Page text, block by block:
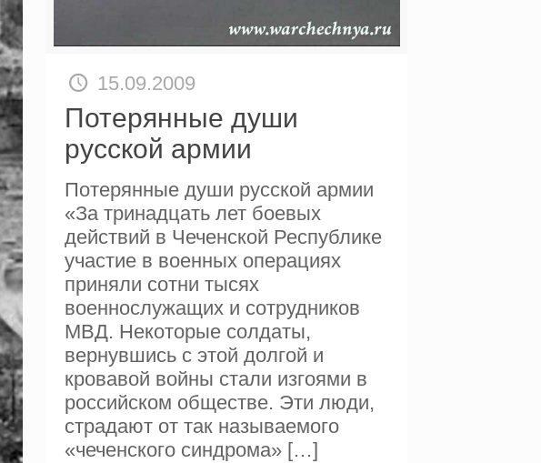
15.09.2009
Потерянные души
русской армии
Потерянные души русской армии
«За тринадцать лет боевых
действий в Чеченской Республике
участие в военных операциях
приняли сотни тысяx
военнослужащих и сотрудников
МВД. Некоторые солдаты,
вернувшись с этой долгой и
кровавой войны стали изгоями в
российском обществе. Эти люди,
страдают от так называемого
«чеченского синдрома»[…]